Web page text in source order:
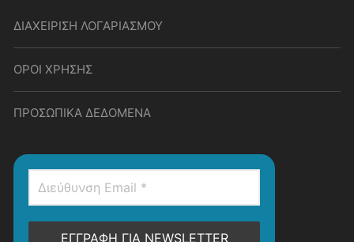
ΔΙΑΧΕΙΡΙΣΗ ΛΟΓΑΡΙΑΣΜΟΥ
ΟΡΟΙ ΧΡΗΣΗΣ
ΠΡΟΣΩΠΙΚΑ ΔΕΔΟΜΕΝΑ